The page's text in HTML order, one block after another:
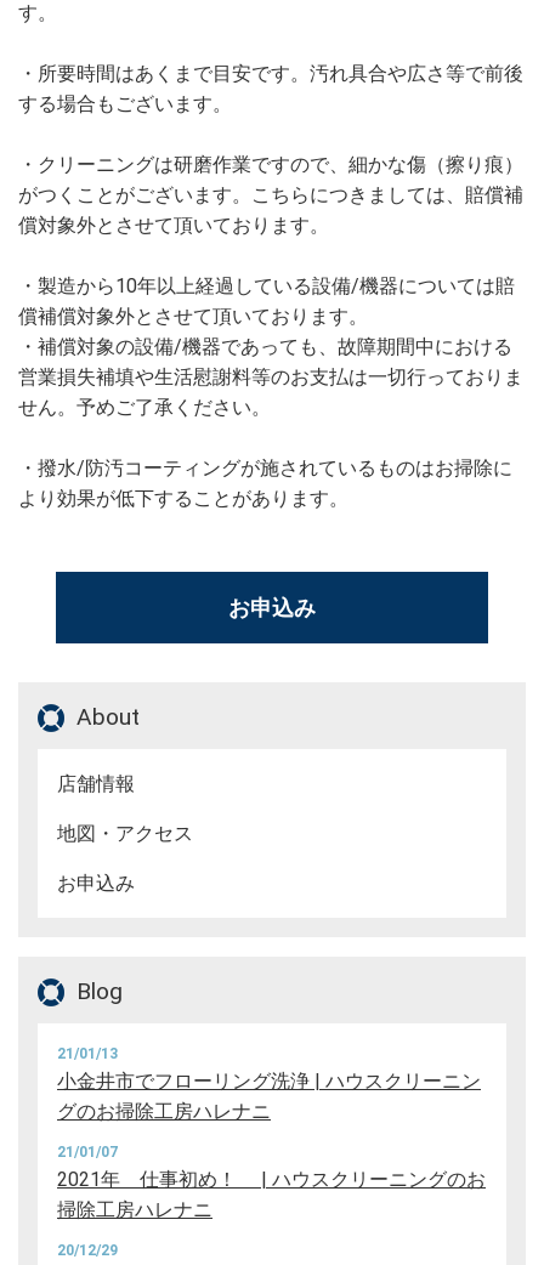
す。
・所要時間はあくまで目安です。汚れ具合や広さ等で前後
する場合もございます。
・クリーニングは研磨作業ですので、細かな傷（擦り痕）
がつくことがございます。こちらにつきましては、賠償補
償対象外とさせて頂いております。
・製造から10年以上経過している設備/機器については賠
償補償対象外とさせて頂いております。
・補償対象の設備/機器であっても、故障期間中における
営業損失補填や生活慰謝料等のお支払は一切行っておりま
せん。予めご了承ください。
・撥水/防汚コーティングが施されているものはお掃除に
より効果が低下することがあります。
お申込み
About
店舗情報
地図・アクセス
お申込み
Blog
21/01/13
小金井市でフローリング洗浄 | ハウスクリーニン
グのお掃除工房ハレナニ
21/01/07
2021年 仕事初め！ | ハウスクリーニングのお
掃除工房ハレナニ
20/12/29